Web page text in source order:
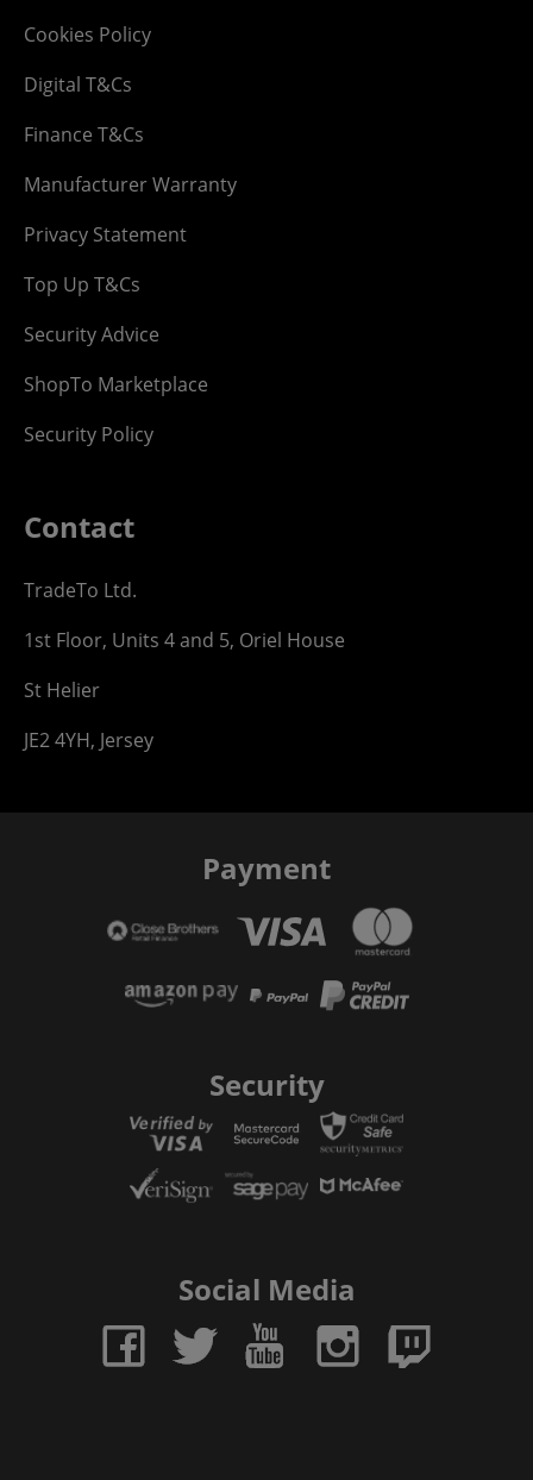
Cookies Policy
Digital T&Cs
Finance T&Cs
Manufacturer Warranty
Privacy Statement
Top Up T&Cs
Security Advice
ShopTo Marketplace
Security Policy
Contact
TradeTo Ltd.
1st Floor, Units 4 and 5, Oriel House
St Helier
JE2 4YH, Jersey
Payment
Security
Social Media